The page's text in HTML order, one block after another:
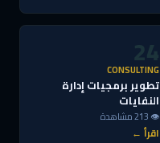
24
CONSULTING
تطوير برمجيات إدارة
النفايات
👁 213 مشاهدة
اقرأ ←